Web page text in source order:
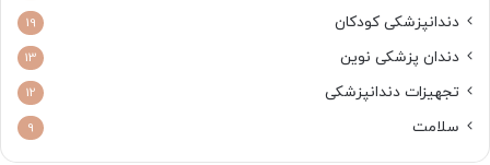
دندانپزشکی کودکان 19
دندان پزشکی نوین 13
تجهیزات دندانپزشکی 12
سلامت 9